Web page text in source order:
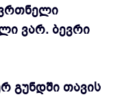
ვარ. ბევრი
გუნდში თავის